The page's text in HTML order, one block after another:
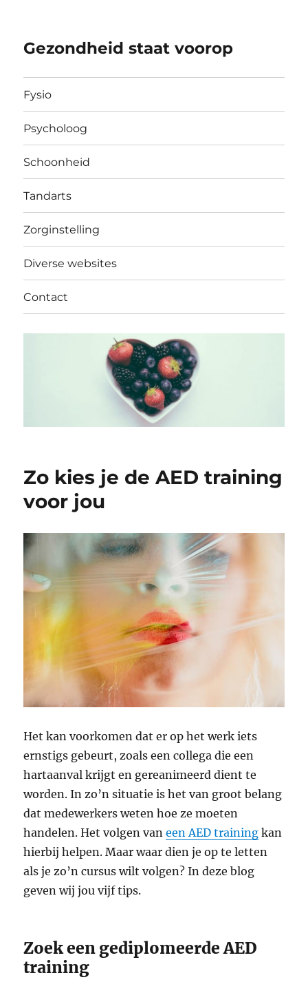
Gezondheid staat voorop
Fysio
Psycholoog
Schoonheid
Tandarts
Zorginstelling
Diverse websites
Contact
Zo kies je de AED training
voor jou
Het kan voorkomen dat er op het werk iets
ernstigs gebeurt, zoals een collega die een
hartaanval krijgt en gereanimeerd dient te
worden. In zo’n situatie is het van groot belang
dat medewerkers weten hoe ze moeten
handelen. Het volgen vaneen AED training kan
hierbij helpen. Maar waar dien je op te letten
als je zo’n cursus wilt volgen? In deze blog
geven wij jou vijf tips.
Zoek een gediplomeerde AED
training